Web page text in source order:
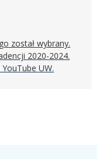
został wybrany.
2020-2024.
UW.